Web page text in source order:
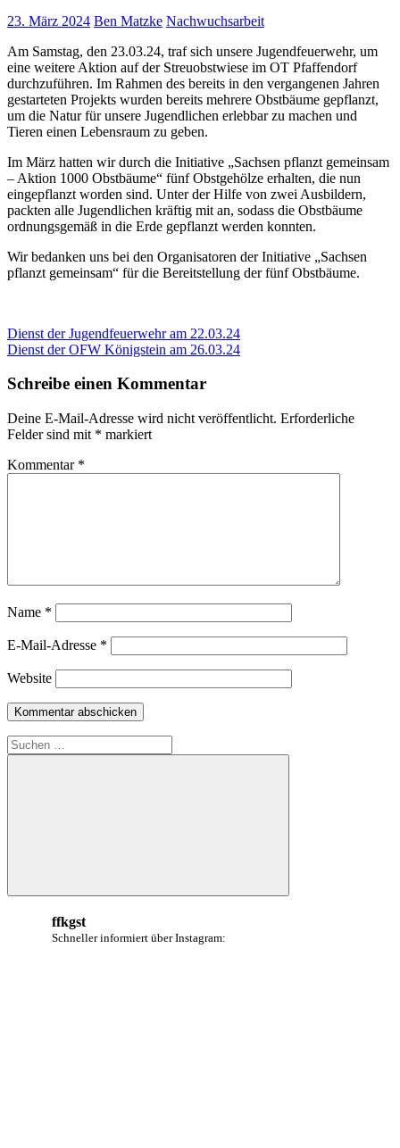
23. März 2024 Ben Matzke Nachwuchsarbeit
Am Samstag, den 23.03.24, traf sich unsere Jugendfeuerwehr, um
eine weitere Aktion auf der Streuobstwiese im OT Pfaffendorf
durchzuführen. Im Rahmen des bereits in den vergangenen Jahren
gestarteten Projekts wurden bereits mehrere Obstbäume gepflanzt,
um die Natur für unsere Jugendlichen erlebbar zu machen und
Tieren einen Lebensraum zu geben.
Im März hatten wir durch die Initiative „Sachsen pflanzt gemeinsam
– Aktion 1000 Obstbäume“ fünf Obstgehölze erhalten, die nun
eingepflanzt worden sind. Unter der Hilfe von zwei Ausbildern,
packten alle Jugendlichen kräftig mit an, sodass die Obstbäume
ordnungsgemäß in die Erde gepflanzt werden konnten.
Wir bedanken uns bei den Organisatoren der Initiative „Sachsen
pflanzt gemeinsam“ für die Bereitstellung der fünf Obstbäume.
Beitragsnavigation
Vorheriger
Beitrag:
Dienst der Jugendfeuerwehr am 22.03.24
Nächster
Dienst der OFW Königstein am 26.03.24
Schreibe einen Kommentar
Deine E-Mail-Adresse wird nicht veröffentlicht. Erforderliche
Felder sind mit * markiert
Kommentar *
Name *
E-Mail-Adresse *
Website
Suchen
nach:
Suchen
ffkgst
Schneller informiert über Instagram: